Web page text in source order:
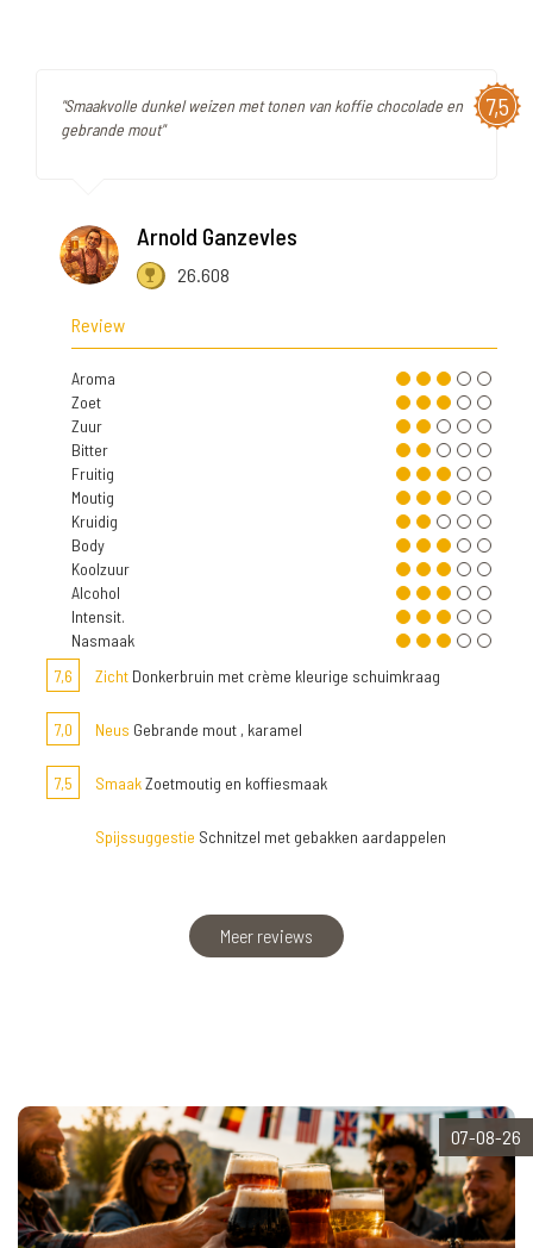
7,5
"Smaakvolle dunkel weizen met tonen van koffie chocolade en
gebrande mout"
Arnold Ganzevles
26.608
Review
Aroma
Zoet
Zuur
Bitter
Fruitig
Moutig
Kruidig
Body
Koolzuur
Alcohol
Intensit.
Nasmaak
7,6
Zicht Donkerbruin met crème kleurige schuimkraag
7,0 Neus Gebrande mout , karamel
7,5 SmaakZoetmoutig en koffiesmaak
Spijssuggestie Schnitzel met gebakken aardappelen
Meer reviews
07-08-26